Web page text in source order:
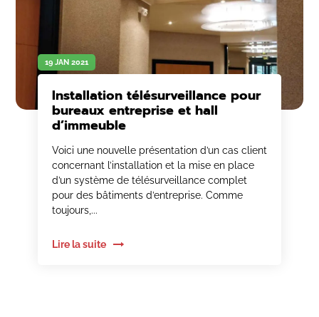
19 JAN 2021
Installation télésurveillance pour
bureaux entreprise et hall
d’immeuble
Voici une nouvelle présentation d’un cas client
concernant l’installation et la mise en place
d’un système de télésurveillance complet
pour des bâtiments d’entreprise. Comme
toujours,...
Lire la suite